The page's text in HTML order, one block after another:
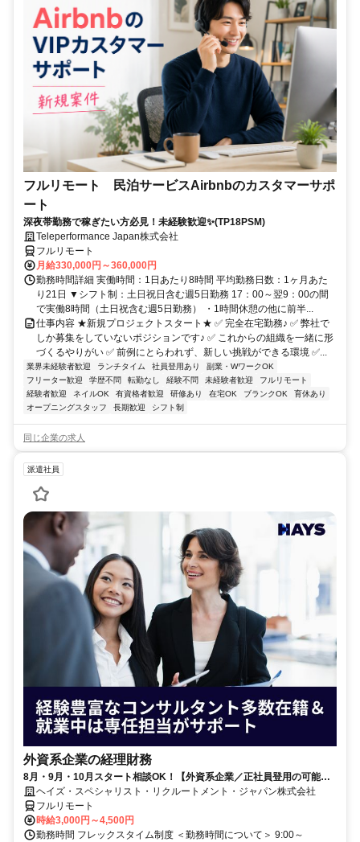
フルリモート 民泊サービスAirbnbのカスタマーサポ
ート
深夜帯勤務で稼ぎたい方必見！未経験歓迎✨(TP18PSM)
Teleperformance Japan株式会社
フルリモート
月給330,000円～360,000円
勤務時間詳細 実働時間：1日あたり8時間 平均勤務日数：1ヶ月あた
り21日 ▼シフト制：土日祝日含む週5日勤務 17：00～翌9：00の間
で実働8時間（土日祝含む週5日勤務） ・1時間休憩の他に前半...
仕事内容 ★新規プロジェクトスタート★ ✅ 完全在宅勤務♪ ✅ 弊社で
しか募集をしていないポジションです♪ ✅ これからの組織を一緒に形
づくるやりがい ✅ 前例にとらわれず、新しい挑戦ができる環境 ✅...
業界未経験者歓迎 ランチタイム 社員登用あり
副業・WワークOK
フリーター歓迎
学歴不問 転勤なし 経験不問 未経験者歓迎
フルリモート
経験者歓迎
ネイルOK 有資格者歓迎 研修あり 在宅OK ブランクOK
育休あり
オープニングスタッフ
長期歓迎 シフト制
同じ企業の求人
派遣社員
外資系企業の経理財務
8月・9月・10月スタート相談OK！【外資系企業／正社員登用の可能性
大／700万～800万／リモート勤務OK】経理財務
ヘイズ・スペシャリスト・リクルートメント・ジャパン株式会社
フルリモート
時給3,000円～4,500円
勤務時間 フレックスタイム制度 ＜勤務時間について＞ 9:00～